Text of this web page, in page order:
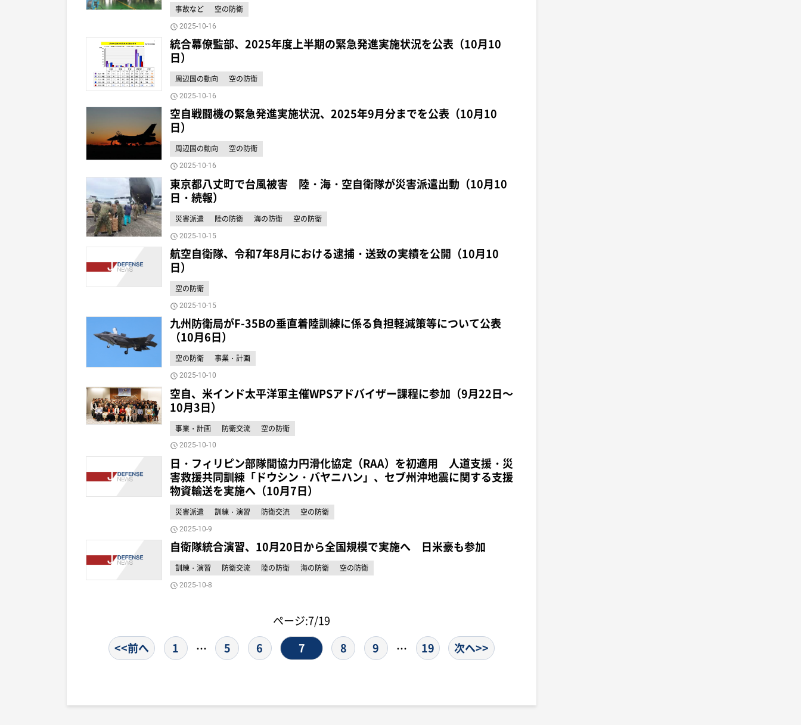
事故など 空の防衛
2025-10-16
統合幕僚監部、2025年度上半期の緊急発進実施状況を公表（10月10
日）
周辺国の動向 空の防衛
2025-10-16
空自戦闘機の緊急発進実施状況、2025年9月分までを公表（10月10
日）
周辺国の動向 空の防衛
2025-10-16
東京都八丈町で台風被害 陸・海・空自衛隊が災害派遣出動（10月10
日・続報）
災害派遣 陸の防衛 海の防衛 空の防衛
2025-10-15
航空自衛隊、令和7年8月における逮捕・送致の実績を公開（10月10
日）
空の防衛
2025-10-15
九州防衛局がF-35Bの垂直着陸訓練に係る負担軽減策等について公表
（10月6日）
空の防衛 事業・計画
2025-10-10
空自、米インド太平洋軍主催WPSアドバイザー課程に参加（9月22日～
10月3日）
事業・計画 防衛交流 空の防衛
2025-10-10
日・フィリピン部隊間協力円滑化協定（RAA）を初適用 人道支援・災
害救援共同訓練「ドウシン・バヤニハン」、セブ州沖地震に関する支援
物資輸送を実施へ（10月7日）
災害派遣 訓練・演習 防衛交流 空の防衛
2025-10-9
自衛隊統合演習、10月20日から全国規模で実施へ 日米豪も参加
訓練・演習 防衛交流 陸の防衛 海の防衛 空の防衛
2025-10-8
ページ:7/19
<<前へ
1 … 5 6 7 8 9 … 19 次へ>>